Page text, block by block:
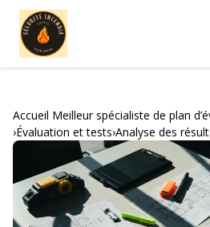
Accueil Meilleur spécialiste de plan
Évaluation et tests Analyse des